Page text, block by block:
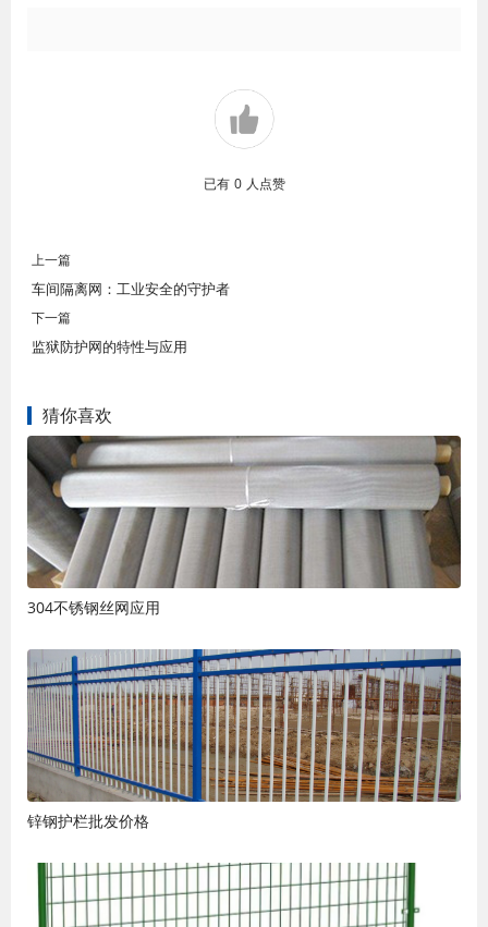
已有 0 人点赞
上一篇
车间隔离网：工业安全的守护者
下一篇
监狱防护网的特性与应用
猜你喜欢
304不锈钢丝网应用
锌钢护栏批发价格